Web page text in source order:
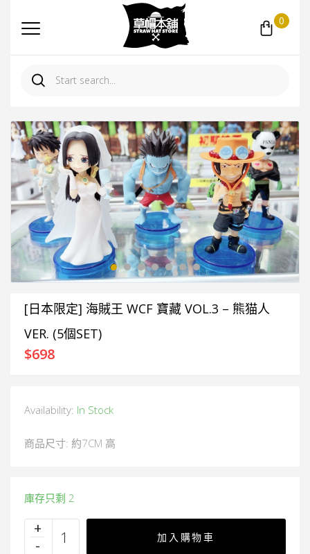
0
[日本限定] 海賊王 WCF 寶藏 VOL.3 – 熊猫人
VER. (5個SET)
$698
Availability: In Stock
商品尺寸: 約7CM 高
庫存只剩 2
加入購物車